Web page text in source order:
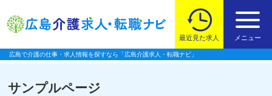
広島で介護の仕事・求人情報を探すなら「広島介護求人・転職ナビ」
最近見た求人 メニュー
サンプルページ